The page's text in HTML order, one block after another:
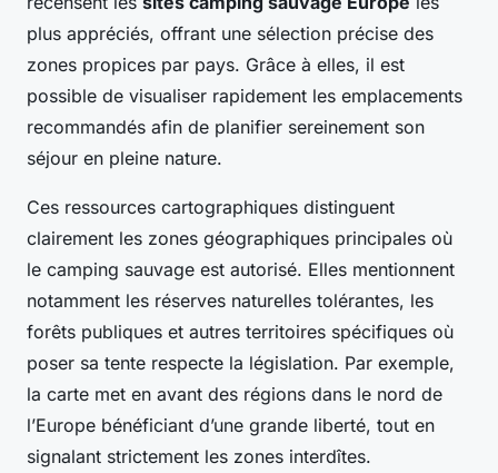
plus appréciés, offrant une sélection précise des
zones propices par pays. Grâce à elles, il est
possible de visualiser rapidement les emplacements
recommandés afin de planifier sereinement son
séjour en pleine nature.
Ces ressources cartographiques distinguent
clairement les zones géographiques principales où
le camping sauvage est autorisé. Elles mentionnent
notamment les réserves naturelles tolérantes, les
forêts publiques et autres territoires spécifiques où
poser sa tente respecte la législation. Par exemple,
la carte met en avant des régions dans le nord de
l’Europe bénéficiant d’une grande liberté, tout en
signalant strictement les zones interdîtes.